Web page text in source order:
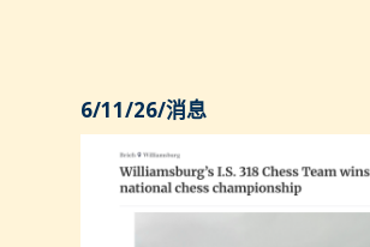
6/11/26/消息